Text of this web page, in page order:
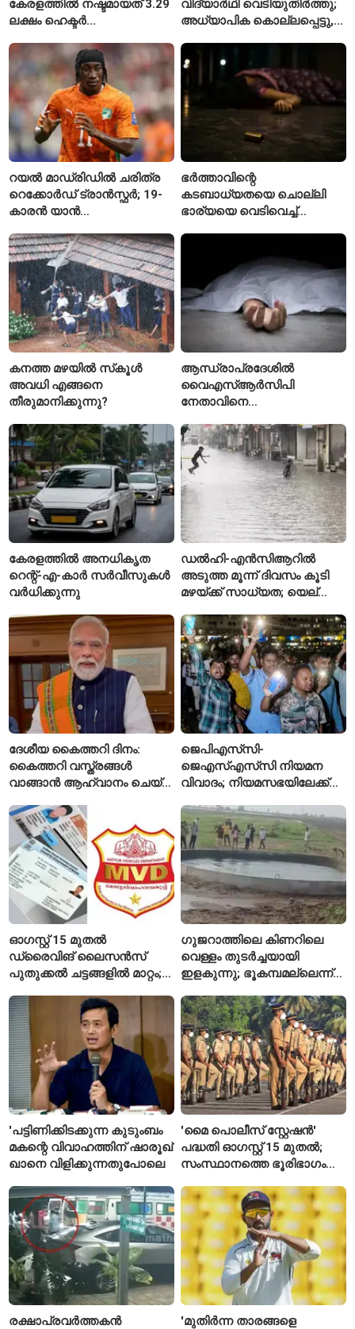
കേരളത്തിൽ നഷ്ടമായത് 3.29
ലക്ഷം ഹെക്ടർ
വിദ്യാർഥി വെടിയുതിർത്തു;
അധ്യാപിക കൊല്ലപ്പെട്ടു,
റയൽ മാഡ്രിഡിൽ ചരിത്ര
റെക്കോർഡ് ട്രാൻസ്ഫർ; 19-
കാരൻ യാൻ
സ്വന്തമാക്കി സ്പാനിഷ്
വമ്പന്മാർ
ഭർത്താവിന്റെ
കടബാധ്യതയെ ചൊല്ലി
ഭാര്യയെ വെടിവെച്ച്
കൊലപാതകം
കനത്ത മഴയിൽ സ്‌കൂൾ
അവധി എങ്ങനെ
തീരുമാനിക്കുന്നു?
ആന്ധ്രാപ്രദേശിൽ
വൈഎസ്ആർസിപി
നേതാവിനെ
അന്വേഷണം ആരംഭിച്ച്
പൊലീസ്
കേരളത്തിൽ അനധികൃത
റെന്റ്-എ-കാർ സർവീസുകൾ
വർധിക്കുന്നു
ഡൽഹി-എൻസിആറിൽ
അടുത്ത മൂന്ന് ദിവസം കൂടി
മഴയ്ക്ക് സാധ്യത; യെല്ലോ
ഐഎംഡി
ദേശീയ കൈത്തറി ദിനം:
കൈത്തറി വസ്ത്രങ്ങൾ
വാങ്ങാൻ ആഹ്വാനം ചെയ്ത്
ജെപിഎസ്‌സി-
ജെഎസ്എസ്‌സി നിയമന
വിവാദം; നിയമസഭയിലേക്ക്
ഓഗസ്റ്റ് 15 മുതൽ
ഡ്രൈവിങ് ലൈസൻസ്
പുതുക്കൽ ചട്ടങ്ങളിൽ മാറ്റം;
അറിയേണ്ട രണ്ട് പ്രധാന
കാര്യങ്ങൾ
ഗുജറാത്തിലെ കിണറിലെ
വെള്ളം തുടർച്ചയായി
ഇളകുന്നു; ഭൂകമ്പമല്ലെന്ന്
'പട്ടിണിക്കിടക്കുന്ന കുടുംബം
മകന്റെ വിവാഹത്തിന് ഷാരൂഖ്
ഖാനെ വിളിക്കുന്നതുപോലെ
'മൈ പൊലീസ് സ്റ്റേഷൻ'
പദ്ധതി ഓഗസ്റ്റ് 15 മുതൽ;
സംസ്ഥാനത്തെ ഭൂരിഭാഗം
എസ്‌ഐമാർക്ക്
രക്ഷാപ്രവർത്തകൻ
'മുതിർന്ന താരങ്ങളെ